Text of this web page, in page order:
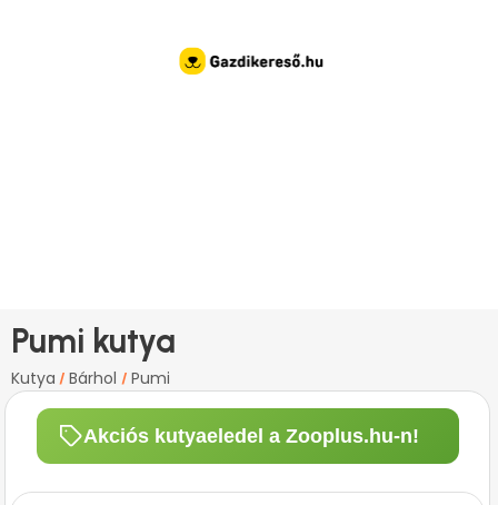
Pumi kutya
Kutya / Bárhol / Pumi
Akciós kutyaeledel a Zooplus.hu-n!